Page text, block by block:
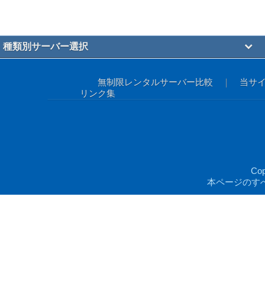
種類別サーバー選択
無制限レンタルサーバー比較 ｜
当サ
リンク集
本ページのす